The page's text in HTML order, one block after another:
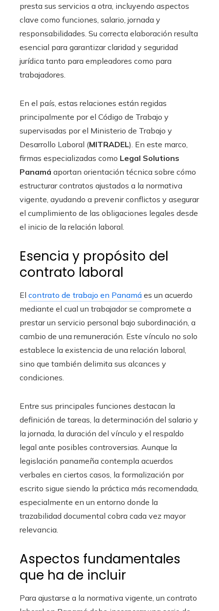
presta sus servicios a otra, incluyendo aspectos
clave como funciones, salario, jornada y
responsabilidades. Su correcta elaboración resulta
esencial para garantizar claridad y seguridad
jurídica tanto para empleadores como para
trabajadores.
En el país, estas relaciones están regidas
principalmente por el Código de Trabajo y
supervisadas por el Ministerio de Trabajo y
Desarrollo Laboral (MITRADEL). En este marco,
firmas especializadas como Legal Solutions
Panamá aportan orientación técnica sobre cómo
estructurar contratos ajustados a la normativa
vigente, ayudando a prevenir conflictos y asegurar
el cumplimiento de las obligaciones legales desde
el inicio de la relación laboral.
Esencia y propósito del
contrato laboral
El contrato de trabajo en Panamá es un acuerdo
mediante el cual un trabajador se compromete a
prestar un servicio personal bajo subordinación, a
cambio de una remuneración. Este vínculo no solo
establece la existencia de una relación laboral,
sino que también delimita sus alcances y
condiciones.
Entre sus principales funciones destacan la
definición de tareas, la determinación del salario y
la jornada, la duración del vínculo y el respaldo
legal ante posibles controversias. Aunque la
legislación panameña contempla acuerdos
verbales en ciertos casos, la formalización por
escrito sigue siendo la práctica más recomendada,
especialmente en un entorno donde la
trazabilidad documental cobra cada vez mayor
relevancia.
Aspectos fundamentales
que ha de incluir
Para ajustarse a la normativa vigente, un contrato